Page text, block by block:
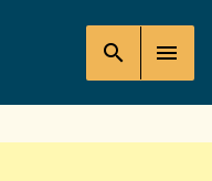
search menu